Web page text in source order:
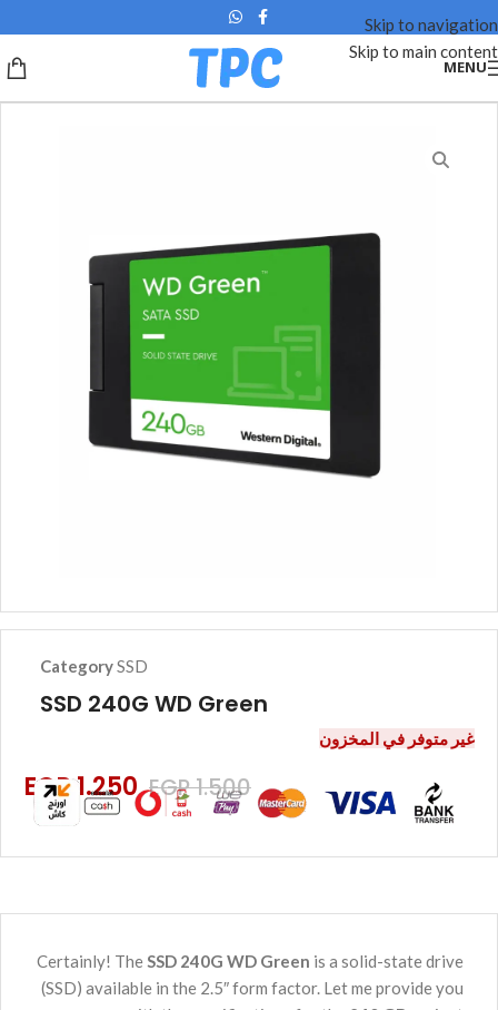
Skip to navigation
Skip to main content
MENU
CategorySSD
SSD 240G WD Green
EGP1.500
EGP1.250
غير متوفر في المخزون
Certainly! The SSD 240G WD Green is a solid-state drive
(SSD) available in the 2.5″ form factor. Let me provide you